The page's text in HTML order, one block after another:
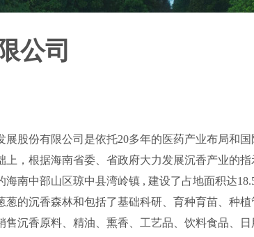
公司
股份有限公司是依托20多年的医药产业布局和
力发展沉香产业的指示精神成立
设了占地面积达18.5平方公里
研、育种育苗、种植管理、生产
艺品、饮料食品、日用化工和药